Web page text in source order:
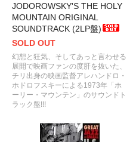
JODOROWSKY'S THE HOLY
MOUNTAIN ORIGINAL
SOUNDTRACK (2LP盤)
SOLD OUT
幻想と狂気、そしてあっと言わせる
展開で映画ファンの度肝を抜いた、
チリ出身の映画監督アレハンドロ・
ホドロフスキーによる1973年「ホ
ーリー・マウンテン」のサウンドト
ラック盤!!!